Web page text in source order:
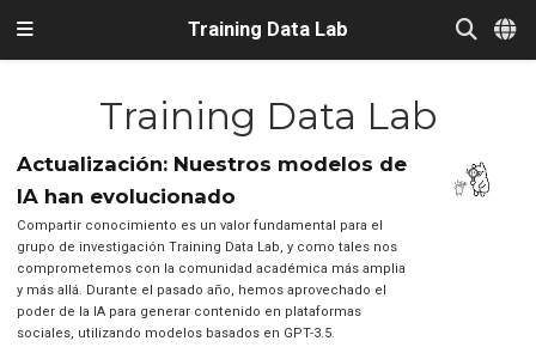
Training Data Lab
Training Data Lab
Actualización: Nuestros modelos de
IA han evolucionado
Compartir conocimiento es un valor fundamental para el
grupo de investigación Training Data Lab, y como tales nos
comprometemos con la comunidad académica más amplia
y más allá. Durante el pasado año, hemos aprovechado el
poder de la IA para generar contenido en plataformas
sociales, utilizando modelos basados en GPT-3.5.